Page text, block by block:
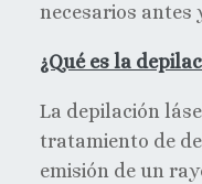
necesarios antes
¿Qué es la
La depilación
tratamiento de
emisión de un